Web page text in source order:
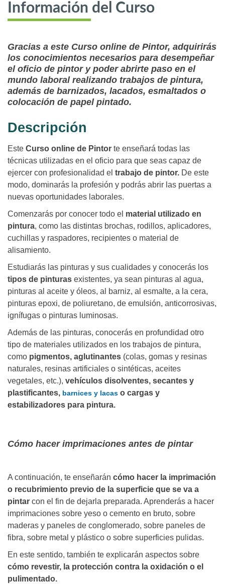
Información del Curso
Gracias a este Curso online de Pintor, adquirirás
los conocimientos necesarios para desempeñar
el oficio de pintor y poder abrirte paso en el
mundo laboral realizando trabajos de pintura,
además de barnizados, lacados, esmaltados o
colocación de papel pintado.
Descripción
Este Curso online de Pintor te enseñará todas las
técnicas utilizadas en el oficio para que seas capaz de
ejercer con profesionalidad el trabajo de pintor. De este
modo, dominarás la profesión y podrás abrir las puertas a
nuevas oportunidades laborales.
Comenzarás por conocer todo el material utilizado en
pintura, como las distintas brochas, rodillos, aplicadores,
cuchillas y raspadores, recipientes o material de
alisamiento.
Estudiarás las pinturas y sus cualidades y conocerás los
tipos de pinturas existentes, ya sean pinturas al agua,
pinturas al aceite y óleos, al barniz, al esmalte, a la cera,
pinturas epoxi, de poliuretano, de emulsión, anticorrosivas,
ignífugas o pinturas luminosas.
Además de las pinturas, conocerás en profundidad otro
tipo de materiales utilizados en los trabajos de pintura,
como pigmentos, aglutinantes (colas, gomas y resinas
naturales, resinas artificiales o sintéticas, aceites
vegetales, etc.), vehículos disolventes, secantes y
plastificantes, barnices y lacas o cargas y
estabilizadores para pintura.
Cómo hacer imprimaciones antes de pintar
A continuación, te enseñarán cómo hacer la imprimación
o recubrimiento previo de la superficie que se va a
pintar con el fin de dejarla preparada. Aprenderás a hacer
imprimaciones sobre yeso o cemento en bruto, sobre
maderas y paneles de conglomerado, sobre paneles de
fibra, sobre metal y plástico o sobre superficies pulidas.
En este sentido, también te explicarán aspectos sobre
cómo revestir, la protección contra la oxidación o el
pulimentado.